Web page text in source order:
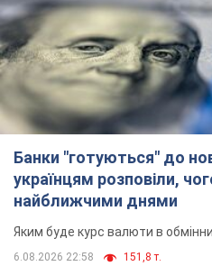
Банки "готуються" до
українцям розповіли,
найближчими днями
Яким буде курс валюти в
6.08.2026 22:58 151,8 т.